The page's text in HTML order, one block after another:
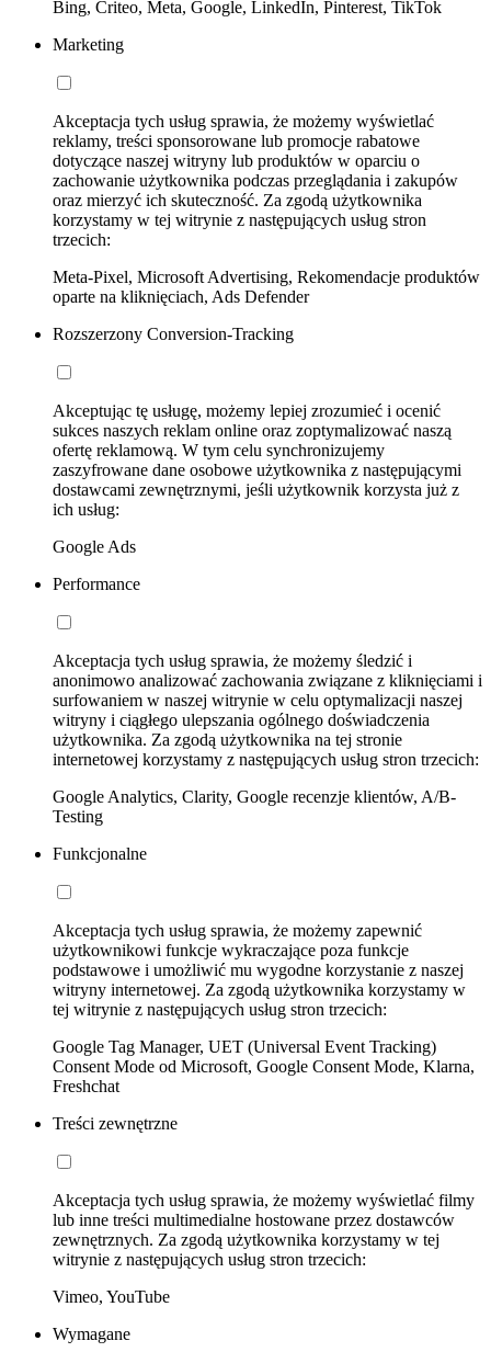
Bing, Criteo, Meta, Google, LinkedIn, Pinterest, TikTok
Marketing
Akceptacja tych usług sprawia, że możemy wyświetlać
reklamy, treści sponsorowane lub promocje rabatowe
dotyczące naszej witryny lub produktów w oparciu o
zachowanie użytkownika podczas przeglądania i zakupów
oraz mierzyć ich skuteczność. Za zgodą użytkownika
korzystamy w tej witrynie z następujących usług stron
trzecich:
Meta-Pixel, Microsoft Advertising, Rekomendacje produktów
oparte na kliknięciach, Ads Defender
Rozszerzony Conversion-Tracking
Akceptując tę usługę, możemy lepiej zrozumieć i ocenić
sukces naszych reklam online oraz zoptymalizować naszą
ofertę reklamową. W tym celu synchronizujemy
zaszyfrowane dane osobowe użytkownika z następującymi
dostawcami zewnętrznymi, jeśli użytkownik korzysta już z
ich usług:
Google Ads
Performance
Akceptacja tych usług sprawia, że możemy śledzić i
anonimowo analizować zachowania związane z kliknięciami i
surfowaniem w naszej witrynie w celu optymalizacji naszej
witryny i ciągłego ulepszania ogólnego doświadczenia
użytkownika. Za zgodą użytkownika na tej stronie
internetowej korzystamy z następujących usług stron trzecich:
Google Analytics, Clarity, Google recenzje klientów, A/B-
Testing
Funkcjonalne
Akceptacja tych usług sprawia, że możemy zapewnić
użytkownikowi funkcje wykraczające poza funkcje
podstawowe i umożliwić mu wygodne korzystanie z naszej
witryny internetowej. Za zgodą użytkownika korzystamy w
tej witrynie z następujących usług stron trzecich:
Google Tag Manager, UET (Universal Event Tracking)
Consent Mode od Microsoft, Google Consent Mode, Klarna,
Freshchat
Treści zewnętrzne
Akceptacja tych usług sprawia, że możemy wyświetlać filmy
lub inne treści multimedialne hostowane przez dostawców
zewnętrznych. Za zgodą użytkownika korzystamy w tej
witrynie z następujących usług stron trzecich:
Vimeo, YouTube
Wymagane